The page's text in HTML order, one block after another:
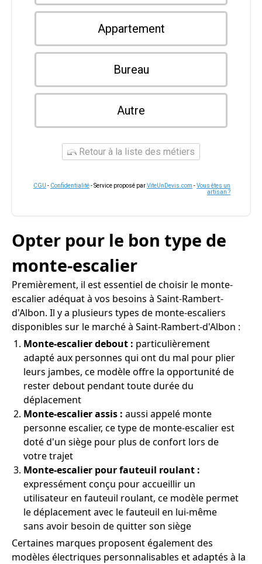
Appartement
Bureau
Autre
Retour à la liste des métiers
CGU - Confidentialité- Service proposé parViteUnDevis.com -Vous êtes un
artisan ?
Opter pour le bon type de
monte-escalier
Premièrement, il est essentiel de choisir le monte-
escalier adéquat à vos besoins à Saint-Rambert-
d'Albon. Il y a plusieurs types de monte-escaliers
disponibles sur le marché à Saint-Rambert-d'Albon :
Monte-escalier debout : particulièrement
adapté aux personnes qui ont du mal pour plier
leurs jambes, ce modèle offre la opportunité de
rester debout pendant toute durée du
déplacement
Monte-escalier assis : aussi appelé monte
personne escalier, ce type de monte-escalier est
doté d'un siège pour plus de confort lors de
votre trajet
Monte-escalier pour fauteuil roulant :
expressément conçu pour accueillir un
utilisateur en fauteuil roulant, ce modèle permet
le déplacement avec le fauteuil en lui-même
sans avoir besoin de quitter son siège
Certaines marques proposent également des
modèles électriques personnalisables et adaptés à la